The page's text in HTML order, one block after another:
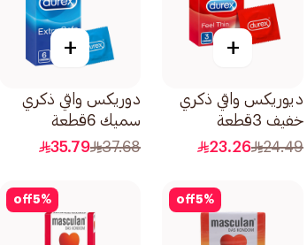
+
ديوريكس واقي ذكري
خفيف 3قطعة
24.49
23.26
+
دوريكس واقي ذكري
سميك 6قطعة
37.68
35.79
5%
off
5%
off